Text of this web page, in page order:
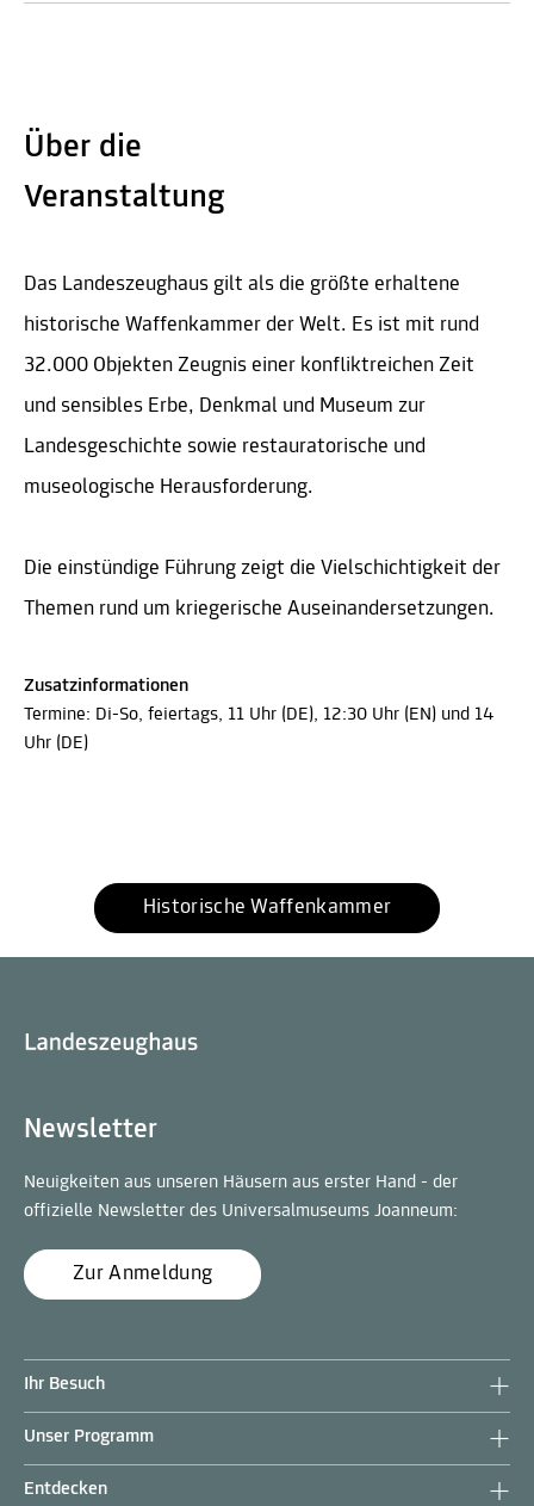
Über die
Veranstaltung
Das Landeszeughaus gilt als die größte erhaltene
historische Waffenkammer der Welt. Es ist mit rund
32.000 Objekten Zeugnis einer konfliktreichen Zeit
und sensibles Erbe, Denkmal und Museum zur
Landesgeschichte sowie restauratorische und
museologische Herausforderung.
Die einstündige Führung zeigt die Vielschichtigkeit der
Themen rund um kriegerische Auseinandersetzungen.
Zusatzinformationen
Termine: Di-So, feiertags, 11 Uhr (DE), 12:30 Uhr (EN) und 14
Uhr (DE)
Historische Waffenkammer
Newsletter
Neuigkeiten aus unseren Häusern aus erster Hand - der
offizielle Newsletter des Universalmuseums Joanneum:
Zur Anmeldung
Ihr Besuch
Unser Programm
Entdecken